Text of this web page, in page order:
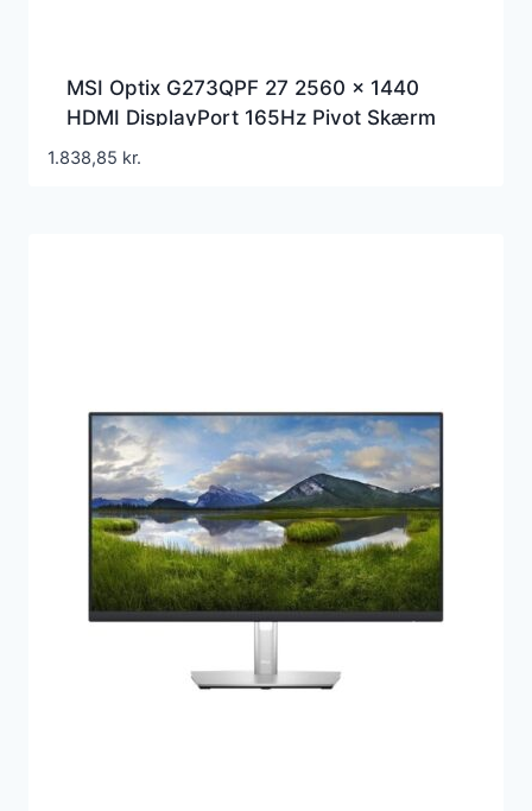
MSI Optix G273QPF 27 2560 x 1440
HDMI DisplayPort 165Hz Pivot Skærm
1.838,85 kr.